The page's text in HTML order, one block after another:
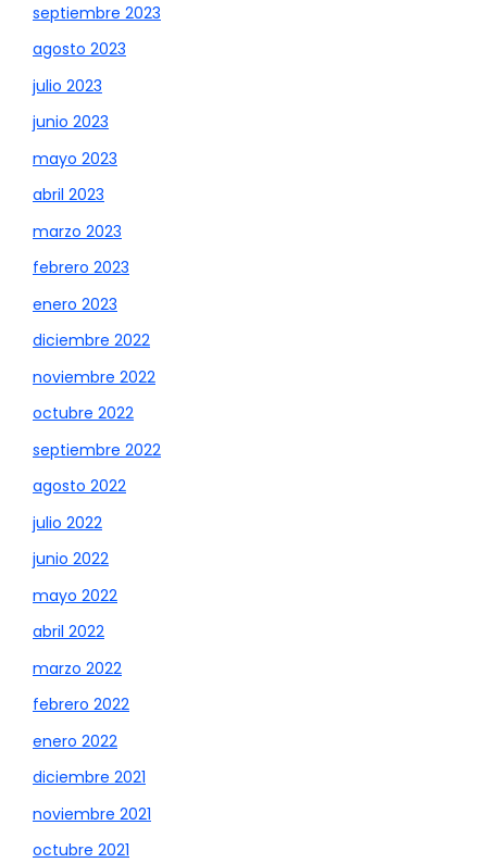
septiembre 2023
agosto 2023
julio 2023
junio 2023
mayo 2023
abril 2023
marzo 2023
febrero 2023
enero 2023
diciembre 2022
noviembre 2022
octubre 2022
septiembre 2022
agosto 2022
julio 2022
junio 2022
mayo 2022
abril 2022
marzo 2022
febrero 2022
enero 2022
diciembre 2021
noviembre 2021
octubre 2021